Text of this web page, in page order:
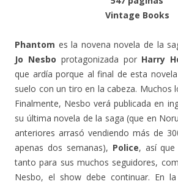
Vintage Books
Phantom es la novena novela de la
Jo Nesbo protagonizada por Harry
que ardía porque al final de esta
suelo con un tiro en la cabeza. Muchos
Finalmente, Nesbo verá publicada en
su última novela de la saga (que en
anteriores arrasó vendiendo más de
apenas dos semanas), Police, así que
tanto para sus muchos seguidores,
Nesbo, el show debe continuar. En